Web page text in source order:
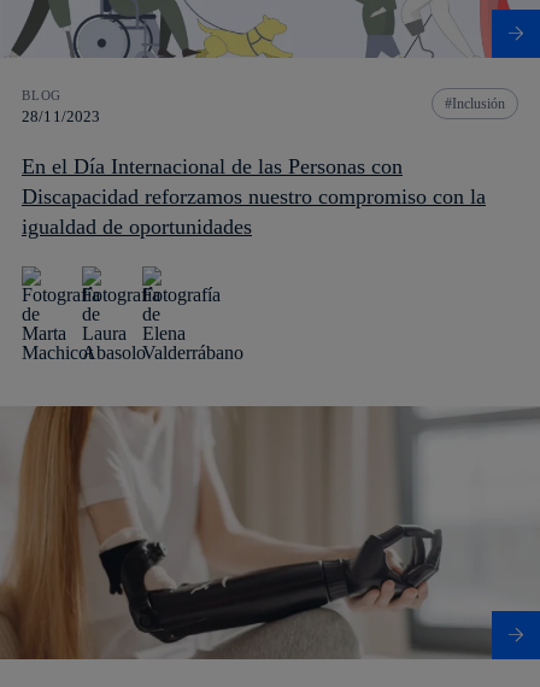
BLOG
28/11/2023
Inclusión
En el Día Internacional de las Personas con
Discapacidad reforzamos nuestro compromiso con la
igualdad de oportunidades